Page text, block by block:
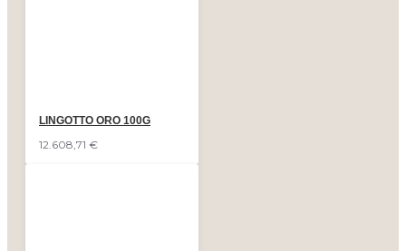
LINGOTTO ORO 100G
12.608,71 €